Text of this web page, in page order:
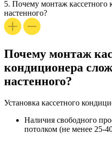
5. Почему монтаж кассетного
настенного?
Почему монтаж
кондиционера
настенного?
Установка кассетного
Наличия свободного
потолком (не менее 25-